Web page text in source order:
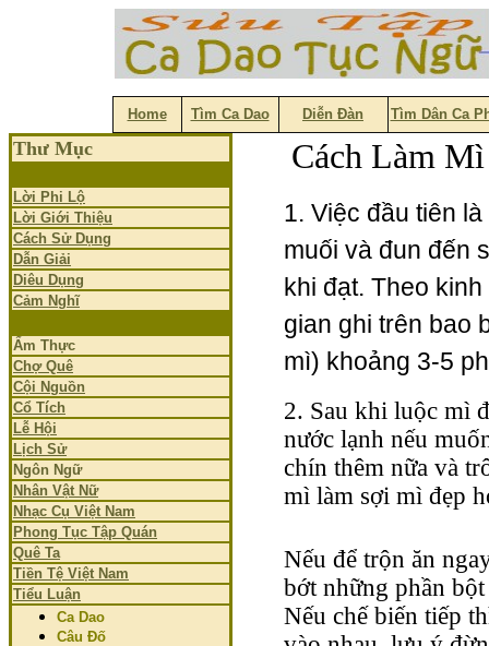
Home Tìm Ca Dao Diễn Đàn Tìm Dân Ca
Thư Mục
Lời Phi Lộ
Lời Giới Thiệu
Cách Sử Dụng
Dẫn Giải
Diêu Dụng
Cảm Nghĩ
Ẩm Thực
Chợ Quê
Cội Nguồn
Cổ Tích
Lễ Hội
Lịch Sử
Ngôn Ngữ
Nhân Vật Nữ
Nhạc Cụ Việt Nam
Phong Tục Tập Quán
Quê Ta
Tiền Tệ Việt Nam
Tiểu Luận
Ca Dao
Câu Đố
Cách Làm
1. Việc đầu tiên
muối và đun đến
khi đạt. Theo
gian ghi trên bao
mì) khoảng 3-5
2. Sau khi luộc mì
nước lạnh nếu
chín thêm nữa và
mì làm sợi mì đẹp
Nếu để trộn ăn
bớt những phần
Nếu chế biến tiếp